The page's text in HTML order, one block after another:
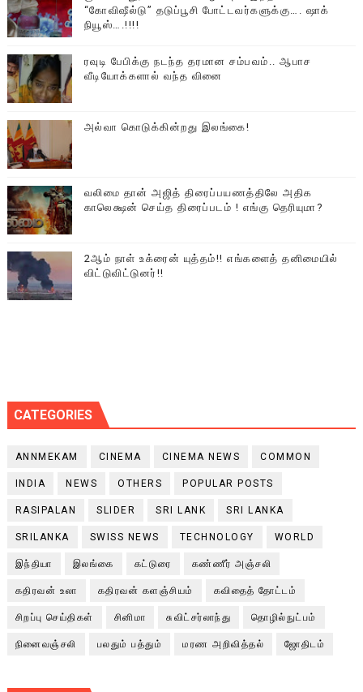
“கோவிஷீல்டு” தடுப்பூசி போட்டவர்களுக்கு…. ஷாக்
நியூஸ்….!!!!
ரவுடி பேபிக்கு நடந்த தரமான சம்பவம்.. ஆபாச
வீடியோக்களால் வந்த வினை
அல்வா கொடுக்கின்றது இலங்கை!
வலிமை தான் அஜித் திரைப்பயணத்திலே அதிக
காலெக்ஷன் செய்த திரைப்படம் ! எங்கு தெரியுமா?
2ஆம் நாள் உக்ரைன் யுத்தம்!! எங்களைத் தனிமையில்
விட்டுவிட்டுனர்!!
CATEGORIES
ANNMEKAM CINEMA CINEMA NEWS COMMON
INDIA NEWS OTHERS POPULAR POSTS
RASIPALAN SLIDER SRI LANK SRI LANKA
SRILANKA SWISS NEWS TECHNOLOGY WORLD
இந்தியா இலங்கை கட்டுரை கண்ணீர் அஞ்சலி
கதிரவன் உலா கதிரவன் களஞ்சியம் கவிதைத் தோட்டம்
சிறப்பு செய்திகள் சினிமா சுவிட்சர்லாந்து தொழில்நுட்பம்
நினைவஞ்சலி பலதும் பத்தும் மரண அறிவித்தல் ஜோதிடம்